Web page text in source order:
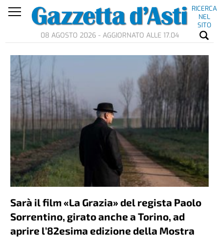
RICERCA
NEL
SITO
08 AGOSTO 2026 - AGGIORNATO ALLE 17.04
Sarà il film «La Grazia» del regista Paolo
Sorrentino, girato anche a Torino, ad
aprire l’82esima edizione della Mostra